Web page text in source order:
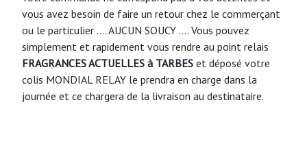
vous avez besoin de faire un retour chez le commerçant
ou le particulier …. AUCUN SOUCY …. Vous pouvez
simplement et rapidement vous rendre au point relais
FRAGRANCES ACTUELLES à TARBES et déposé votre
colis MONDIAL RELAY le prendra en charge dans la
journée et ce chargera de la livraison au destinataire.